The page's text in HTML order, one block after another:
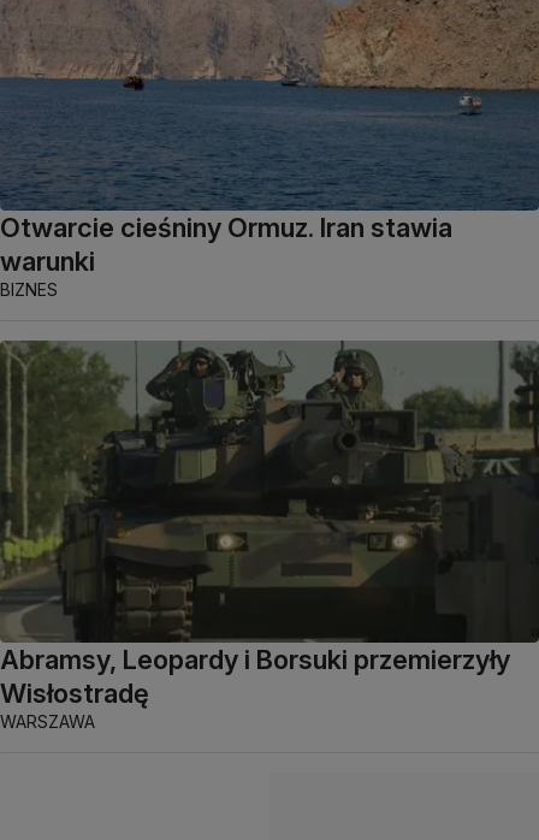
Otwarcie cieśniny Ormuz. Iran stawia
warunki
BIZNES
Abramsy, Leopardy i Borsuki przemierzyły
Wisłostradę
WARSZAWA